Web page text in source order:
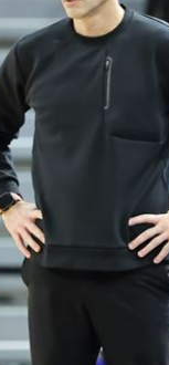
12:00
18:00
13:00